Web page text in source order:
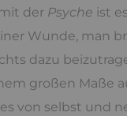
der Psyche ist
Wunde, man
dazu
großen Maße
von selbst und